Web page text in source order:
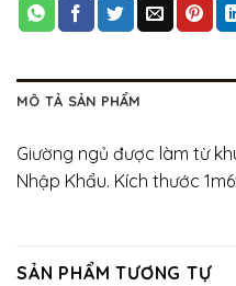
MÔ TẢ SẢN PHẨM
Giường ngủ được làm từ
Nhập Khẩu. Kích thước
SẢN PHẨM TƯƠNG TỰ